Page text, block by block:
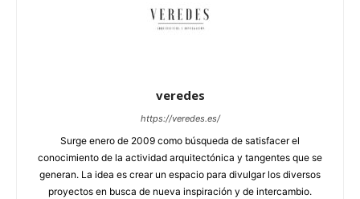
veredes
https://veredes.es/
Surge enero de 2009 como búsqueda de satisfacer el
conocimiento de la actividad arquitectónica y tangentes que se
generan. La idea es crear un espacio para divulgar los diversos
proyectos en busca de nueva inspiración y de intercambio.